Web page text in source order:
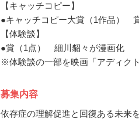
【キャッチコピー】
●キャッチコピー大賞（1作品）
【体験談】
●賞（1点） 細川貂々が漫画化
※体験談の一部を映画「アディク
募集内容
依存症の理解促進と回復ある未来